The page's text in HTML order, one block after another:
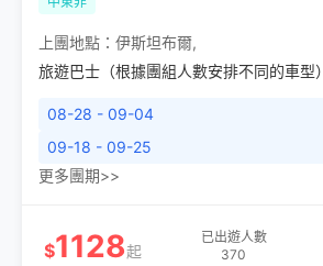
上團地點： 伊斯坦布爾,
旅遊巴士（根據團組人數安排不同的車型）
08-28 - 09-04
09-18 - 09-25
更多團期>>
$1128起
已出遊人數
370